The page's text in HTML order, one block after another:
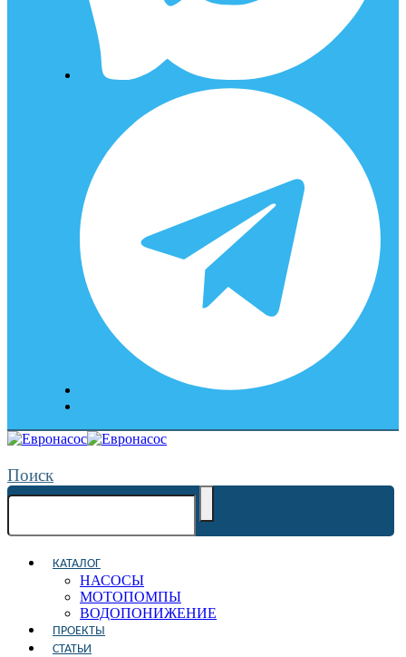
Поиск
КАТАЛОГ
НАСОСЫ
МОТОПОМПЫ
ВОДОПОНИЖЕНИЕ
ПРОЕКТЫ
СТАТЬИ